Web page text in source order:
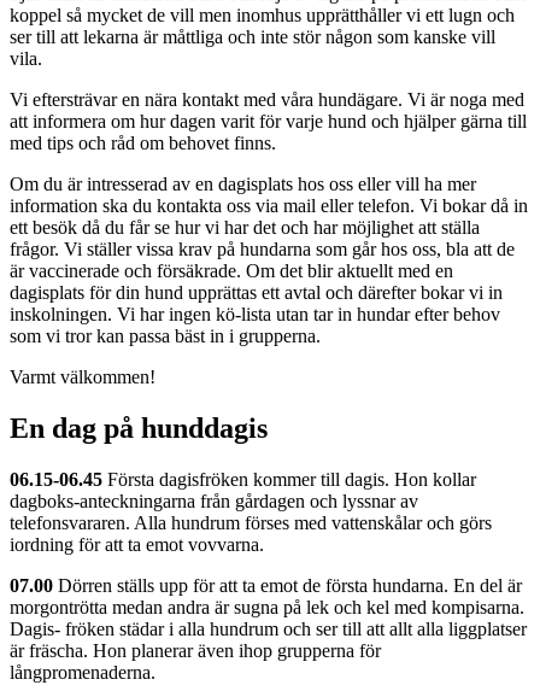
koppel så mycket de vill men inomhus upprätthåller vi ett lugn och
ser till att lekarna är måttliga och inte stör någon som kanske vill
vila.
Vi eftersträvar en nära kontakt med våra hundägare. Vi är noga med
att informera om hur dagen varit för varje hund och hjälper gärna till
med tips och råd om behovet finns.
Om du är intresserad av en dagisplats hos oss eller vill ha mer
information ska du kontakta oss via mail eller telefon. Vi bokar då in
ett besök då du får se hur vi har det och har möjlighet att ställa
frågor. Vi ställer vissa krav på hundarna som går hos oss, bla att de
är vaccinerade och försäkrade. Om det blir aktuellt med en
dagisplats för din hund upprättas ett avtal och därefter bokar vi in
inskolningen. Vi har ingen kö-lista utan tar in hundar efter behov
som vi tror kan passa bäst in i grupperna.
Varmt välkommen!
En dag på hunddagis
06.15-06.45 Första dagisfröken kommer till dagis. Hon kollar
dagboks-anteckningarna från gårdagen och lyssnar av
telefonsvararen. Alla hundrum förses med vattenskålar och görs
iordning för att ta emot vovvarna.
07.00 Dörren ställs upp för att ta emot de första hundarna. En del är
morgontrötta medan andra är sugna på lek och kel med kompisarna.
Dagis- fröken städar i alla hundrum och ser till att allt alla liggplatser
är fräscha. Hon planerar även ihop grupperna för
långpromenaderna.